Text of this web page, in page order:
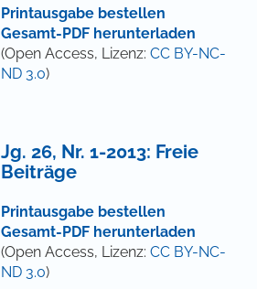
Printausgabe bestellen
Gesamt-PDF herunterladen
(Open Access, Lizenz: CC BY-NC-
ND 3.0)
Jg. 26, Nr. 1-2013: Freie
Beiträge
Printausgabe bestellen
Gesamt-PDF herunterladen
(Open Access, Lizenz: CC BY-NC-
ND 3.0)